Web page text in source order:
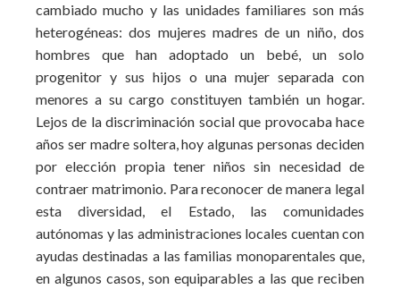
cambiado mucho y las unidades familiares son más
heterogéneas: dos mujeres madres de un niño, dos
hombres que han adoptado un bebé, un solo
progenitor y sus hijos o una mujer separada con
menores a su cargo constituyen también un hogar.
Lejos de la discriminación social que provocaba hace
años ser madre soltera, hoy algunas personas deciden
por elección propia tener niños sin necesidad de
contraer matrimonio. Para reconocer de manera legal
esta diversidad, el Estado, las comunidades
autónomas y las administraciones locales cuentan con
ayudas destinadas a las familias monoparentales que,
en algunos casos, son equiparables a las que reciben